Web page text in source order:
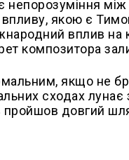
між
впливу, якою є
вплив на
композитора
якщо не
сходах
довгий